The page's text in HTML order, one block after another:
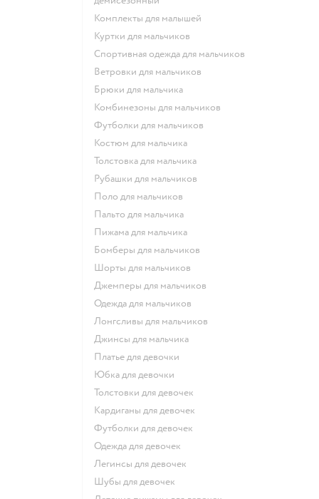
Комплекты для малышей
Куртки для мальчиков
Спортивная одежда для мальчиков
Ветровки для мальчиков
Брюки для мальчика
Комбинезоны для мальчиков
Футболки для мальчиков
Костюм для мальчика
Толстовка для мальчика
Рубашки для мальчиков
Поло для мальчиков
Пальто для мальчика
Пижама для мальчика
Бомберы для мальчиков
Шорты для мальчиков
Джемперы для мальчиков
Одежда для мальчиков
Лонгсливы для мальчиков
Джинсы для мальчика
Платье для девочки
Юбка для девочки
Толстовки для девочек
Кардиганы для девочек
Футболки для девочек
Одежда для девочек
Легинсы для девочек
Шубы для девочек